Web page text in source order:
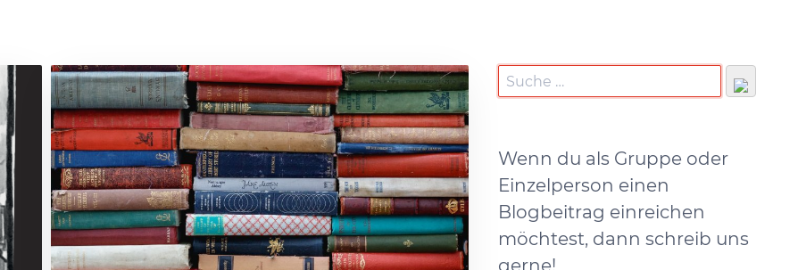
Wenn du als Gruppe oder
Einzelperson einen
Blogbeitrag einreichen
möchtest, dann schreib uns
gerne!